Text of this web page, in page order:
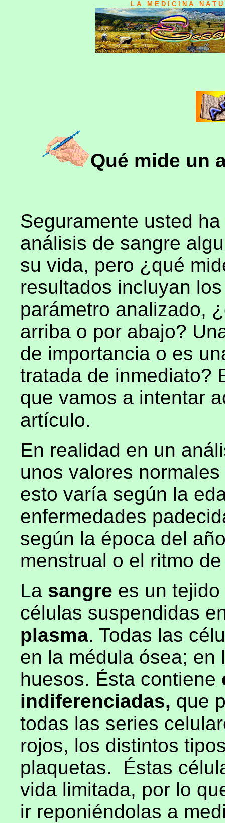
L A M E D I C I N A N A T
Qué mide un
Seguramente usted
análisis de sangre
su vida, pero ¿qué
resultados incluyan
parámetro analizado,
arriba o por abajo?
de importancia o es
tratada de inmediato?
que vamos a intentar
artículo.
En realidad en un
unos valores
esto varía según la
enfermedades
según la época del
menstrual o el ritmo
La sangre es un
células suspendidas
plasma. Todas las
en la médula ósea; en
huesos. Ésta contiene
indiferenciadas, que
todas las series
rojos, los distintos
plaquetas.
Éstas
vida limitada, por lo
ir reponiéndolas a